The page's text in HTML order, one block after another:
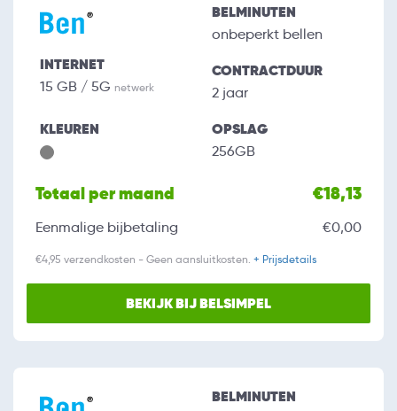
INTERNET
15 GB / 5G netwerk
BELMINUTEN
onbeperkt bellen
CONTRACTDUUR
2 jaar
KLEUREN OPSLAG
256GB
Totaal per maand €18,13
Eenmalige bijbetaling €0,00
€4,95 verzendkosten - Geen aansluitkosten. + Prijsdetails
BEKIJK BIJ BELSIMPEL
BELMINUTEN